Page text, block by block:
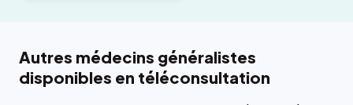
Autres médecins généralistes
disponibles en téléconsultation